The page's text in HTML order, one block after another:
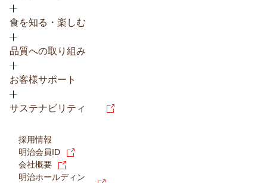
食を知る・楽しむ
品質への取り組み
お客様サポート
サステナビリティ
採用情報
明治会員ID
会社概要
明治ホールディン